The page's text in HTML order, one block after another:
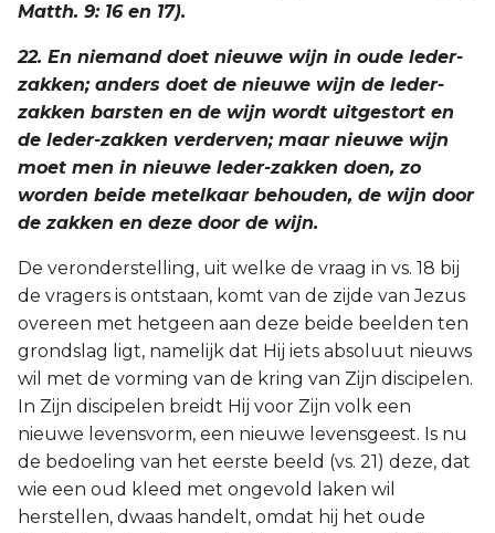
Matth. 9: 16 en 17).
22. En niemand doet nieuwe wijn in oude leder-
zakken; anders doet de nieuwe wijn de leder-
zakken barsten en de wijn wordt uitgestort en
de leder-zakken verderven; maar nieuwe wijn
moet men in nieuwe leder-zakken doen, zo
worden beide metelkaar behouden, de wijn door
de zakken en deze door de wijn.
De veronderstelling, uit welke de vraag in vs. 18 bij
de vragers is ontstaan, komt van de zijde van Jezus
overeen met hetgeen aan deze beide beelden ten
grondslag ligt, namelijk dat Hij iets absoluut nieuws
wil met de vorming van de kring van Zijn discipelen.
In Zijn discipelen breidt Hij voor Zijn volk een
nieuwe levensvorm, een nieuwe levensgeest. Is nu
de bedoeling van het eerste beeld (vs. 21) deze, dat
wie een oud kleed met ongevold laken wil
herstellen, dwaas handelt, omdat hij het oude